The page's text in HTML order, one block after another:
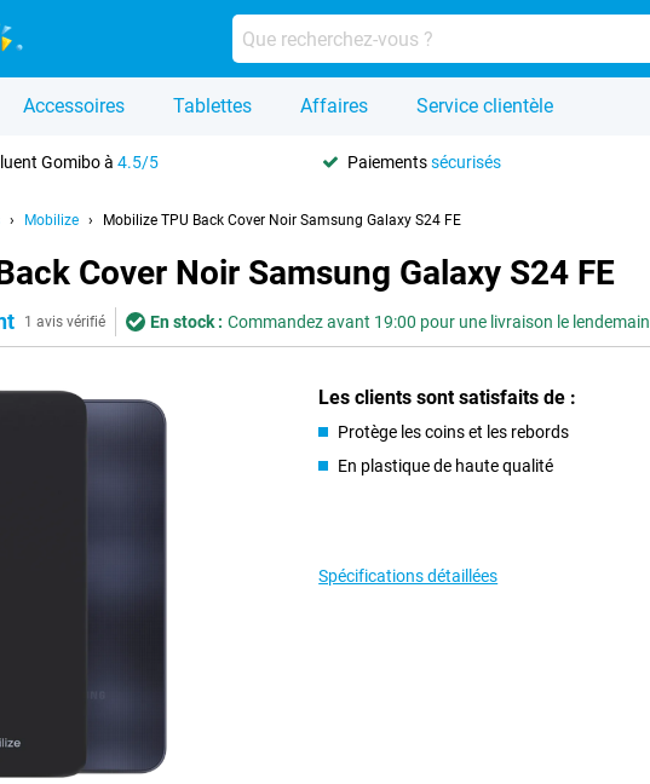
Accessoires Tablettes Affaires Service clientèle
Gomibo à4.5/5 Paiementssécurisés
Mobilize Mobilize TPU Back Cover Noir Samsung Galaxy S24 FE
Cover Noir Samsung Galaxy S24 FE
1 avis vérifié En stock : Commandez avant 19:00 pour une livraison le lendemain
Les clients sont satisfaits de :
Protège les coins et les rebords
En plastique de haute qualité
Spécifications détaillées